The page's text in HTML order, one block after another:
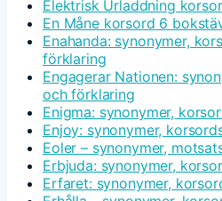
Elektrisk Urladdning
En Måne korsord 6
Enahanda: synonymer,
förklaring
Engagerar Nationen:
och förklaring
Enigma: synonymer,
Enjoy: synonymer,
Eoler – synonymer,
Erbjuda: synonymer,
Erfaret: synonymer,